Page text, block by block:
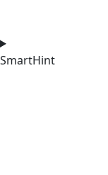
SmartHint